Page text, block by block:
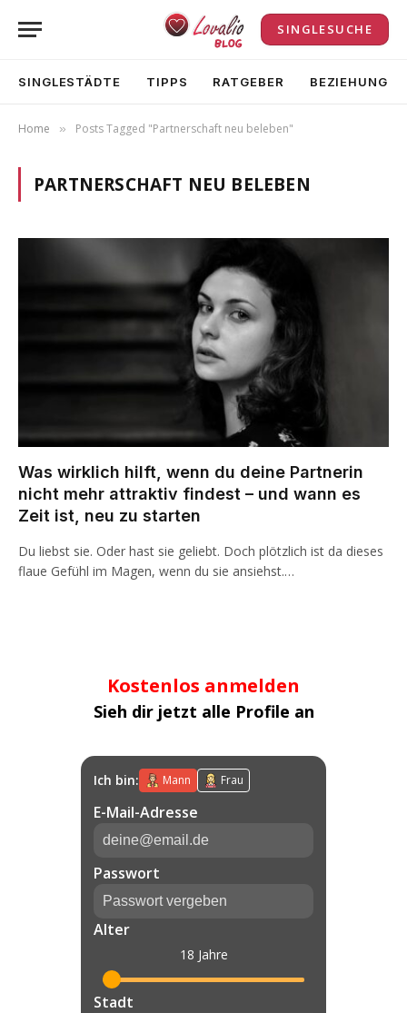
SINGLESUCHE
SINGLESTÄDTE TIPPS RATGEBER BEZIEHUNG
Home » Posts Tagged "Partnerschaft neu beleben"
PARTNERSCHAFT NEU BELEBEN
Was wirklich hilft, wenn du deine Partnerin
nicht mehr attraktiv findest – und wann es
Zeit ist, neu zu starten
Du liebst sie. Oder hast sie geliebt. Doch plötzlich ist da dieses
flaue Gefühl im Magen, wenn du sie ansiehst.…
Kostenlos anmelden
Sieh dir jetzt alle Profile an